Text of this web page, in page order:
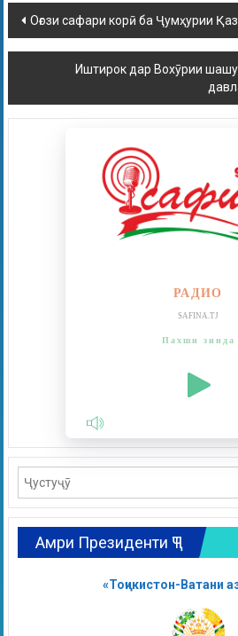
Оғози сафари корӣ ба Ҷумҳурии
Иштирок дар Вохӯрии
РАДИО
SAFINA.TJ
Пахши зинда
Амри Президенти ҶТ
«Тоҷикистон-Ватани